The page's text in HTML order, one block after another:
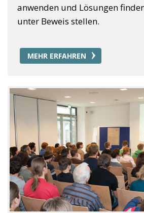
anwenden und Lösungen
unter Beweis stellen.
MEHR ERFAHREN